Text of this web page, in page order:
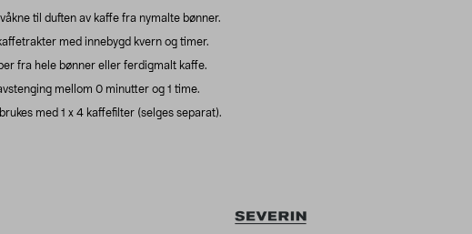
til duften av kaffe fra nymalte bønner.
med innebygd kvern og timer.
fra hele bønner eller ferdigmalt kaffe.
mellom 0 minutter og 1 time.
med 1 x 4 kaffefilter (selges separat).